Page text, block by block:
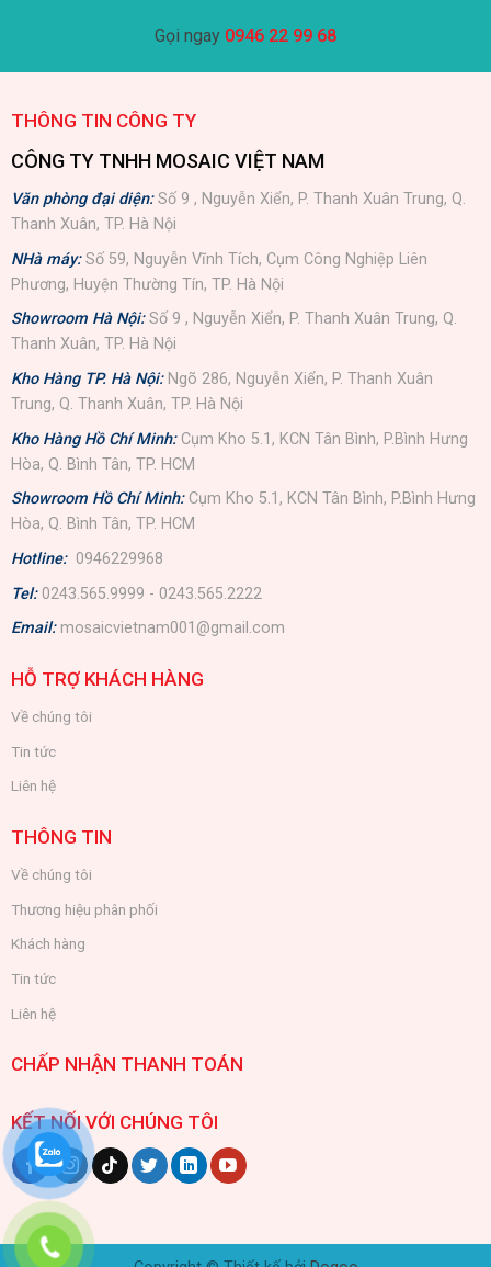
Gọi ngay 0946 22 99 68
THÔNG TIN CÔNG TY
CÔNG TY TNHH MOSAIC VIỆT NAM
Văn phòng đại diện:Số 9 , Nguyễn Xiển, P. Thanh Xuân Trung, Q.
Thanh Xuân, TP. Hà Nội
NHà máy: Số 59, Nguyễn Vĩnh Tích, Cụm Công Nghiệp Liên
Phương, Huyện Thường Tín, TP. Hà Nội
Showroom Hà Nội: Số 9 , Nguyễn Xiển, P. Thanh Xuân Trung, Q.
Thanh Xuân, TP. Hà Nội
Kho Hàng TP. Hà Nội: Ngõ 286, Nguyễn Xiển, P. Thanh Xuân
Trung, Q. Thanh Xuân, TP. Hà Nội
Kho Hàng Hồ Chí Minh: Cụm Kho 5.1, KCN Tân Bình, P.Bình Hưng
Hòa, Q. Bình Tân, TP. HCM
Showroom Hồ Chí Minh: Cụm Kho 5.1, KCN Tân Bình, P.Bình Hưng
Hòa, Q. Bình Tân, TP. HCM
Hotline: 0946229968
Tel: 0243.565.9999 - 0243.565.2222
Email: mosaicvietnam001@gmail.com
HỖ TRỢ KHÁCH HÀNG
Về chúng tôi
Tin tức
Liên hệ
THÔNG TIN
Về chúng tôi
Thương hiệu phân phối
Khách hàng
Tin tức
Liên hệ
CHẤP NHẬN THANH TOÁN
KẾT NỐI VỚI CHÚNG TÔI